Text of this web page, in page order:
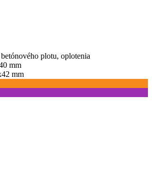
plotu, oplotenia
mm
mm